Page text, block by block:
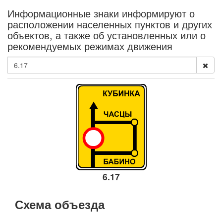
Информационные знаки информируют о
расположении населенных пунктов и других
объектов, а также об установленных или о
рекомендуемых режимах движения
6.17
Схема объезда